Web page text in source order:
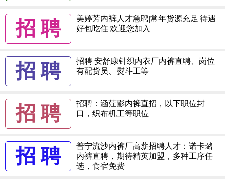
招 聘
美婷芳内裤人才急聘|常年货源充足|待遇
好包吃住|欢迎您加入
招 聘
招聘 安舒康针织内衣厂内裤直聘、岗位
有配货员、熨斗工等
招 聘
招聘：涵茳影内裤直招，以下职位封
口，织布机工等职位
招 聘
普宁流沙内裤厂高薪招聘人才：诺卡璐
内裤直聘，期待精英加盟，多种工序任
选，食宿免费